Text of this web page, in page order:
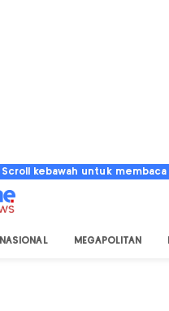
Scroll kebawah untuk membaca
NASIONAL MEGAPOLITAN